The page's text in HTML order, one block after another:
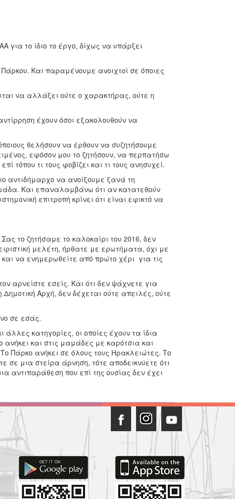
το ίδιο το έργο, δίχως να υπάρξει
Και παραμένουμε ανοιχτοί σε όποιες
να αλλάξει ούτε ο χαρακτήρας, ούτε η
έχουν όσοι εξακολουθούν να
θελήσουν να έρθουν να συζητήσουμε
εφόσον μου το ζητήσουν, να περπατήσω
τόπου τι τους φοβίζει και τι τους ανησυχεί.
αντιδήμαρχο να ανοίξουμε ξανά τη
Και επαναλαμβάνω ότι αν κατατεθούν
επιτροπή κρίνει ότι είναι εφικτό να
το ζητήσαμε το καλοκαίρι του 2016, δεν
μελέτη, ήρθατε με ερωτήματα, όχι με
να ενημερωθείτε από πρώτο χέρι για τις
αρνείστε εσείς. Και ότι δεν ψάχνετε για
Αρχή, δεν δέχεται ούτε απειλές, ούτε
σε εσάς.
κατηγορίες, οι οποίες έχουν τα ίδια
ανήκει και στις μαμάδες με καρότσια και
Πάρκο ανήκει σε όλους τους Ηρακλειώτες. Το
σε μια στείρα άρνηση, τότε αποδεικνύετε ότι
αντιπαράθεση που επί της ουσίας δεν έχει